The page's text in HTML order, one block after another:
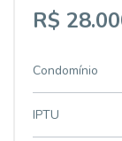
R$
Condomínio
IPTU